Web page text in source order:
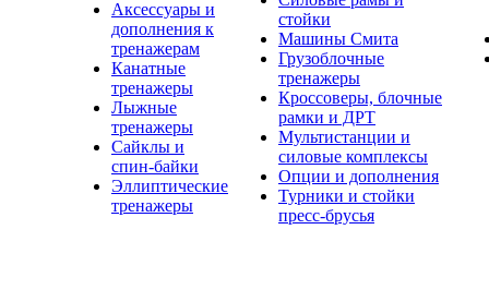
Аксессуары и
дополнения к
тренажерам
Канатные
тренажеры
Лыжные
тренажеры
Сайклы и
спин-байки
Эллиптические
тренажеры
стойки
Машины Смита
Грузоблочные
тренажеры
Кроссоверы, блочные
рамки и ДРТ
Мультистанции и
силовые комплексы
Опции и дополнения
Турники и стойки
пресс-брусья